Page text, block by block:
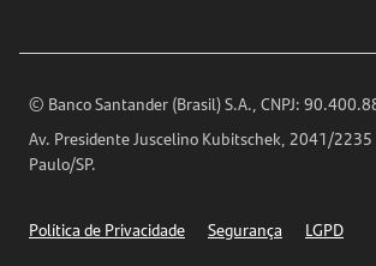
Encontre nossas agências
Horários de Atendimento
Telefones
© Banco Santander (Brasil) S.A., CNPJ:
Av. Presidente Juscelino Kubitschek, 2041/
Paulo/SP.
Política de Privacidade Segurança LGPD